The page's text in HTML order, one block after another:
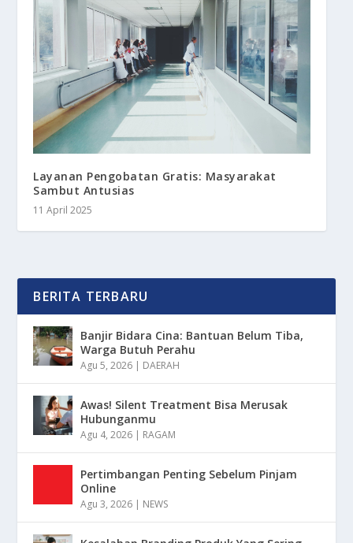
Layanan Pengobatan Gratis: Masyarakat
Sambut Antusias
11 April 2025
BERITA TERBARU
Banjir Bidara Cina: Bantuan Belum Tiba,
Warga Butuh Perahu
Agu 5, 2026 | DAERAH
Awas! Silent Treatment Bisa Merusak
Hubunganmu
Agu 4, 2026 | RAGAM
Pertimbangan Penting Sebelum Pinjam
Online
Agu 3, 2026 | NEWS